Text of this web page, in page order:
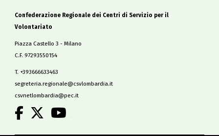
T. +393666633463
csvnetlombardia@pec.it
Copyright 2019
All Rights Reserved
-
Cookie policy